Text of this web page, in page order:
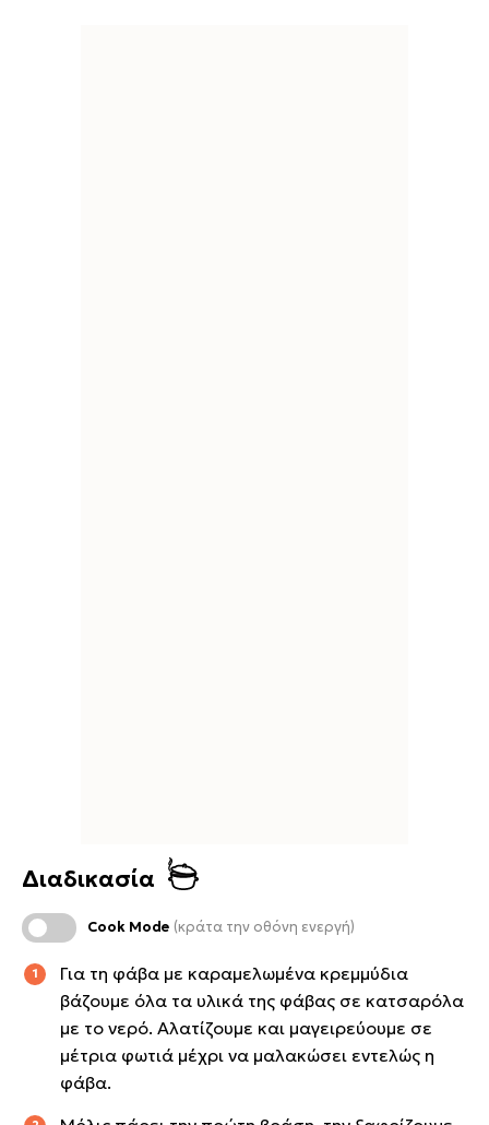
Διαδικασία
Cook Mode (κράτα την οθόνη ενεργή)
Για τη φάβα με καραμελωμένα κρεμμύδια
βάζουμε όλα τα υλικά της φάβας σε κατσαρόλα
με το νερό. Αλατίζουμε και μαγειρεύουμε σε
μέτρια φωτιά μέχρι να μαλακώσει εντελώς η
φάβα.